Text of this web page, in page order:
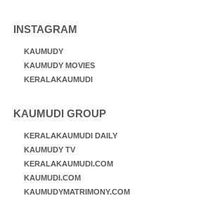
INSTAGRAM
KAUMUDY
KAUMUDY MOVIES
KERALAKAUMUDI
KAUMUDI GROUP
KERALAKAUMUDI DAILY
KAUMUDY TV
KERALAKAUMUDI.COM
KAUMUDI.COM
KAUMUDYMATRIMONY.COM